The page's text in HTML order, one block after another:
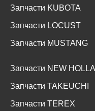
Запчасти KUBOTA
Запчасти LOCUST
Запчасти MUSTANG
Запчасти NEW
Запчасти TAKEUCHI
Запчасти TEREX